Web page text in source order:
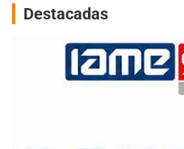
Destacadas